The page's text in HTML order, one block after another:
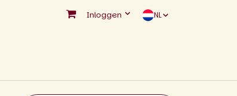
Inloggen NL